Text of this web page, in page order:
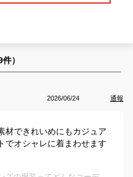
件）
2026/06/24 通報
材できれいめにもカジュア
でオシャレに着まわせます